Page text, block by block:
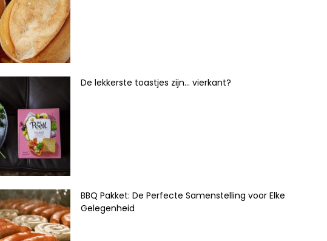
De lekkerste toastjes zijn… vierkant?
BBQ Pakket: De Perfecte Samenstelling voor Elke
Gelegenheid